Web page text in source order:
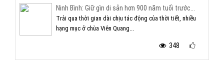
Ninh Bình: Giữ gìn di sản hơn 900 năm tuổi trước...
Trải qua thời gian dài chịu tác động của thời tiết, nhiều
hạng mục ở chùa Viên Quang...
348